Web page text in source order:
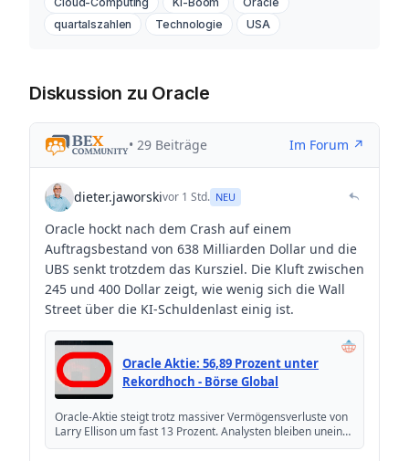
quartalszahlen
Technologie USA
Diskussion zu Oracle